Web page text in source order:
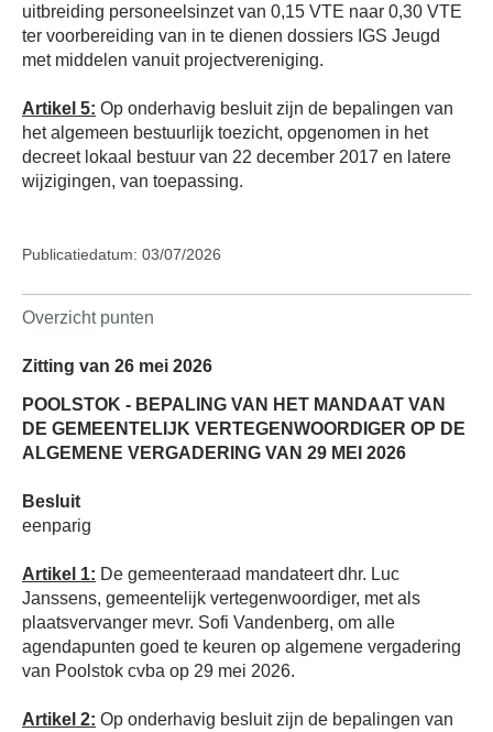
uitbreiding personeelsinzet van 0,15 VTE naar 0,30 VTE
ter voorbereiding van in te dienen dossiers IGS Jeugd
met middelen vanuit projectvereniging.
Artikel 5: Op onderhavig besluit zijn de bepalingen van
het algemeen bestuurlijk toezicht, opgenomen in het
decreet lokaal bestuur van 22 december 2017 en latere
wijzigingen, van toepassing.
Publicatiedatum: 03/07/2026
Overzicht punten
Zitting van 26 mei 2026
POOLSTOK - BEPALING VAN HET MANDAAT VAN
DE GEMEENTELIJK VERTEGENWOORDIGER OP DE
ALGEMENE VERGADERING VAN 29 MEI 2026
Besluit
eenparig
Artikel 1: De gemeenteraad mandateert dhr. Luc
Janssens, gemeentelijk vertegenwoordiger, met als
plaatsvervanger mevr. Sofi Vandenberg, om alle
agendapunten goed te keuren op algemene vergadering
van Poolstok cvba op 29 mei 2026.
Artikel 2: Op onderhavig besluit zijn de bepalingen van